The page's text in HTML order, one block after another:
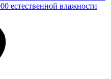
естественной влажности